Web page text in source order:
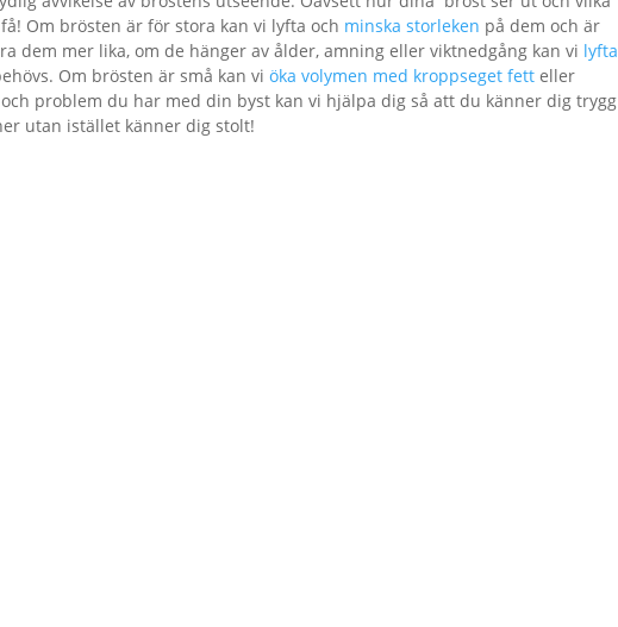
Om brösten är för stora kan vi lyfta och minska storleken på dem och är
dem mer lika, om de hänger av ålder, amning eller viktnedgång kan vi lyfta
Om brösten är små kan viöka volymen med kroppseget fett eller
problem du har med din byst kan vi hjälpa dig så att du känner dig trygg
utan istället känner dig stolt!